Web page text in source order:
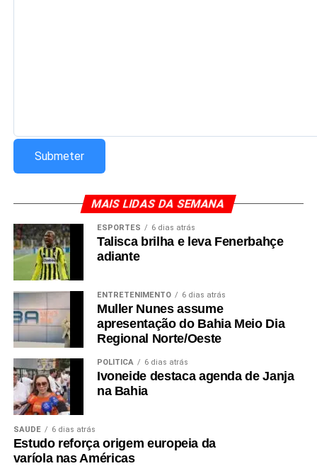
MAIS LIDAS DA SEMANA
ESPORTES 6 dias atrás
Talisca brilha e leva Fenerbahçe
adiante
ENTRETENIMENTO 6 dias atrás
Muller Nunes assume
apresentação do Bahia Meio Dia
Regional Norte/Oeste
POLÍTICA 6 dias atrás
Ivoneide destaca agenda de Janja
na Bahia
SAÚDE 6 dias atrás
Estudo reforça origem europeia da
varíola nas Américas